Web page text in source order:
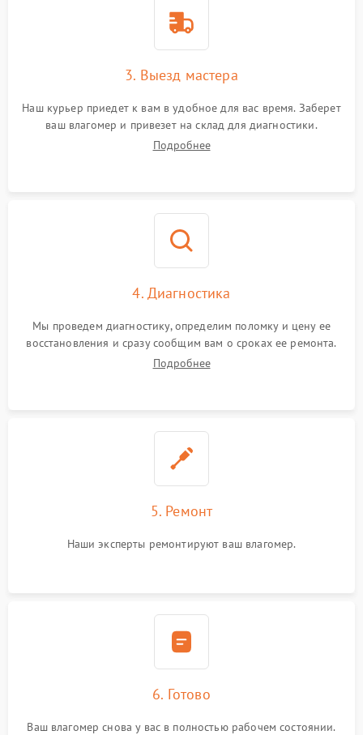
3. Выезд мастера
Наш курьер приедет к вам в удобное для вас время. Заберет
ваш влагомер и привезет на склад для диагностики.
Подробнее
4. Диагностика
Мы проведем диагностику, определим поломку и цену ее
восстановления и сразу сообщим вам о сроках ее ремонта.
Подробнее
5. Ремонт
Наши эксперты ремонтируют ваш влагомер.
6. Готово
Ваш влагомер снова у вас в полностью рабочем состоянии.